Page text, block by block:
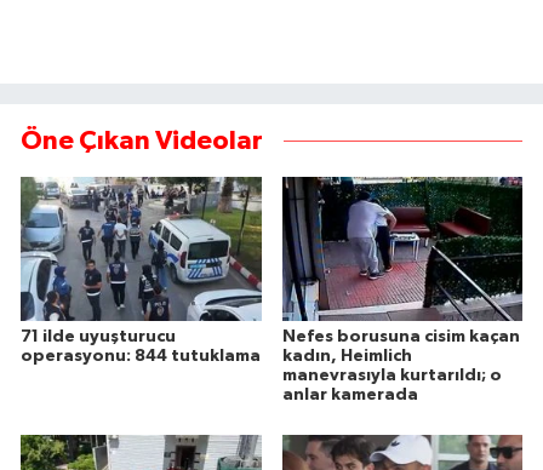
Öne Çıkan Videolar
71 ilde uyuşturucu
operasyonu: 844 tutuklama
Nefes borusuna cisim kaçan
kadın, Heimlich
manevrasıyla kurtarıldı; o
anlar kamerada